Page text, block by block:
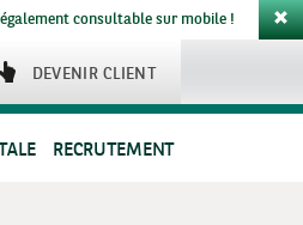
consultable sur mobile !
DEVENIR CLIENT
RECRUTEMENT